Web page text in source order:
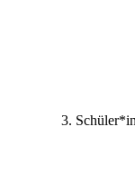
3.